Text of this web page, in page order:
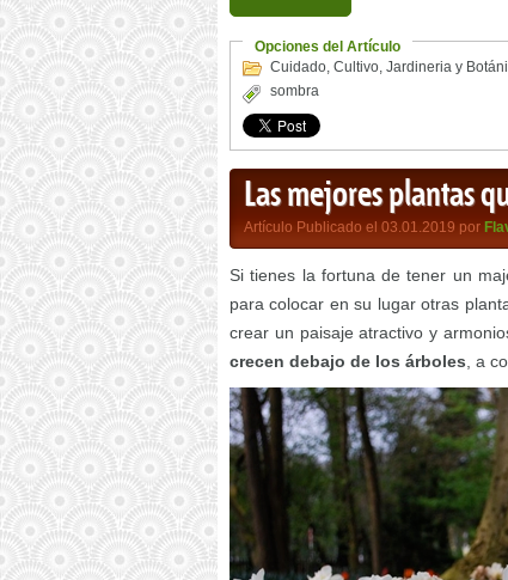
Opciones del Artículo
Cuidado, Cultivo, Jardineria y
sombra
Las mejores plantas
Artículo Publicado el 03.01.2019 por
Si tienes la fortuna de tener un
para colocar en su lugar otras
crear un paisaje atractivo y
crecen debajo de los árboles , a